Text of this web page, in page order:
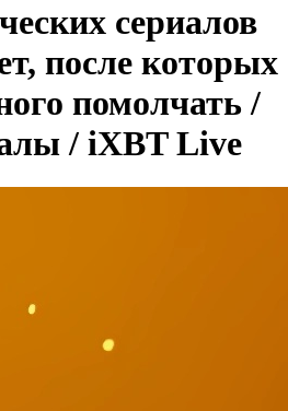
сериалов
после которых
помолчать /
/ iXBT Live